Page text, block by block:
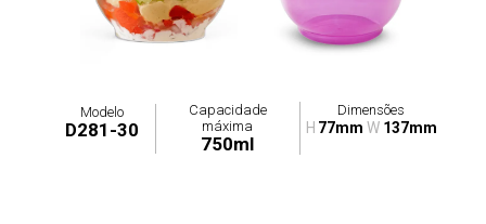
Modelo
D281-30
Capacidade
máxima
750ml
Dimensões
H 77mm W 137mm